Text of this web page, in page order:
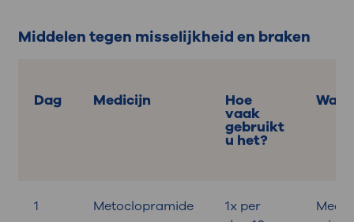
Middelen tegen misselijkheid en braken
Dag Medicijn Hoe
vaak
gebruikt
u het?
1 Metoclopramide
1x per